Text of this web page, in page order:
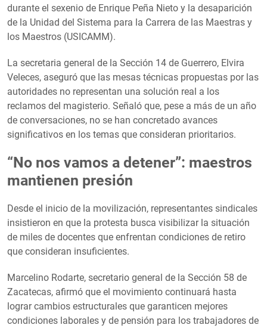
durante el sexenio de Enrique Peña Nieto y la desaparición
de la Unidad del Sistema para la Carrera de las Maestras y
los Maestros (USICAMM).
La secretaria general de la Sección 14 de Guerrero, Elvira
Veleces, aseguró que las mesas técnicas propuestas por las
autoridades no representan una solución real a los
reclamos del magisterio. Señaló que, pese a más de un año
de conversaciones, no se han concretado avances
significativos en los temas que consideran prioritarios.
“No nos vamos a detener”: maestros
mantienen presión
Desde el inicio de la movilización, representantes sindicales
insistieron en que la protesta busca visibilizar la situación
de miles de docentes que enfrentan condiciones de retiro
que consideran insuficientes.
Marcelino Rodarte, secretario general de la Sección 58 de
Zacatecas, afirmó que el movimiento continuará hasta
lograr cambios estructurales que garanticen mejores
condiciones laborales y de pensión para los trabajadores de